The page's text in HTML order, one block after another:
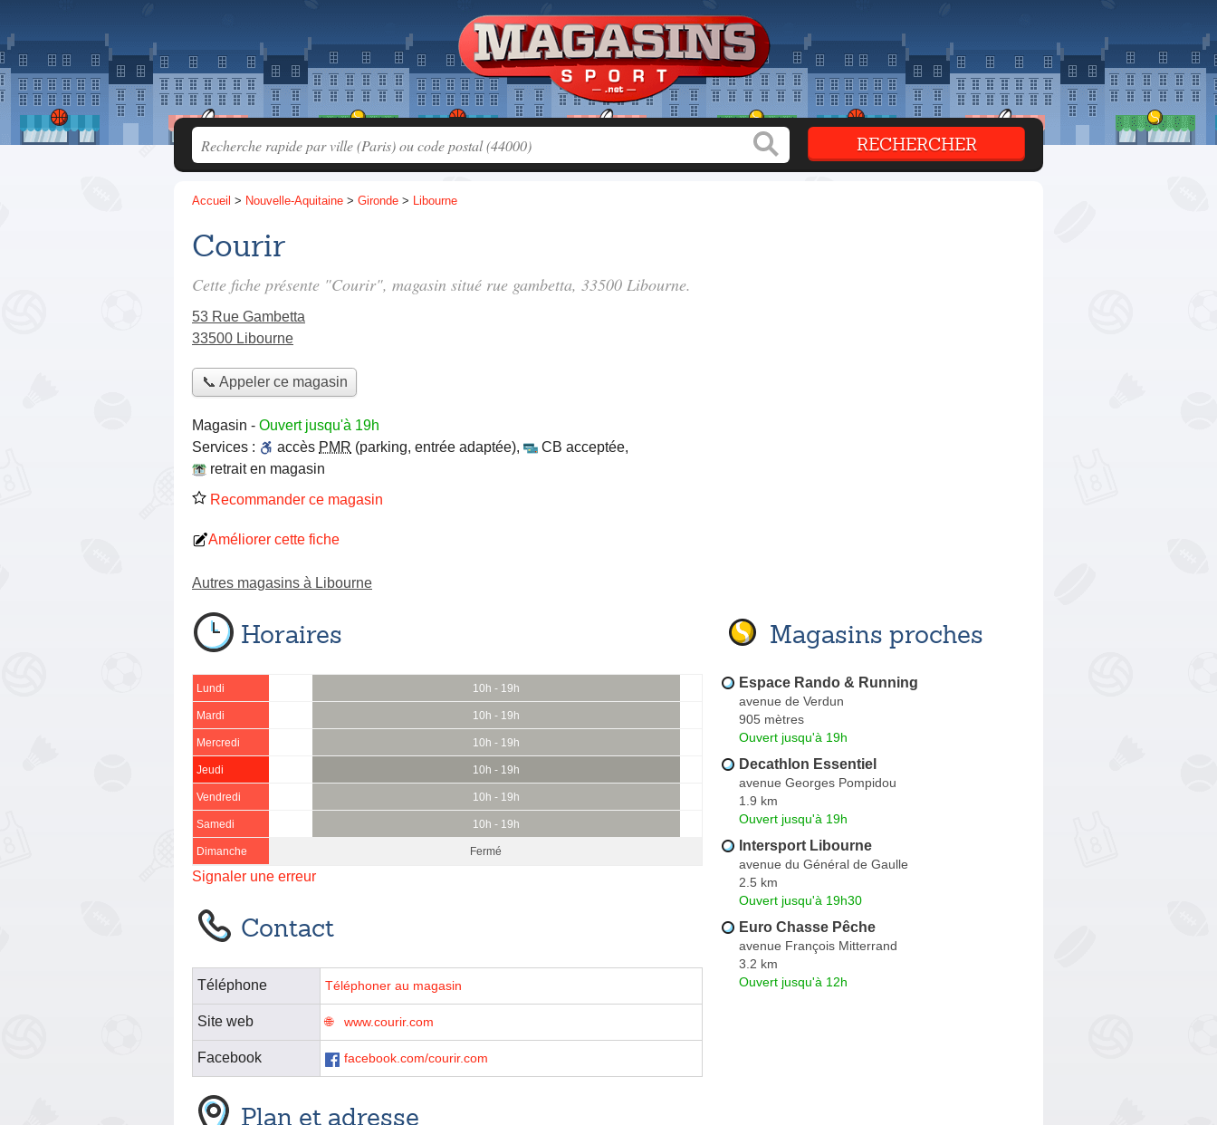
Accueil > Nouvelle-Aquitaine > Gironde > Libourne
Courir
Cette fiche présente "Courir", magasin situé rue gambetta, 33500 Libourne.
53 Rue Gambetta
33500 Libourne
📞 Appeler ce magasin
Magasin - Ouvert jusqu'à 19h
Services :
accès PMR (parking, entrée adaptée), CB acceptée,
retrait en magasin
Recommander ce magasin
Améliorer cette fiche
Autres magasins à Libourne
Horaires
Lundi 10h - 19h
Mardi 10h - 19h
Mercredi 10h - 19h
Jeudi 10h - 19h
Vendredi 10h - 19h
Samedi 10h - 19h
Dimanche Fermé
Signaler une erreur
Contact
Téléphone Téléphoner au magasin
Site web www.courir.com
Facebook facebook.com/courir.com
Plan et adresse
Magasins proches
Espace Rando & Running
avenue de Verdun
905 mètres
Ouvert jusqu'à 19h
Decathlon Essentiel
avenue Georges Pompidou
1.9 km
Ouvert jusqu'à 19h
Intersport Libourne
avenue du Général de Gaulle
2.5 km
Ouvert jusqu'à 19h30
Euro Chasse Pêche
avenue François Mitterrand
3.2 km
Ouvert jusqu'à 12h